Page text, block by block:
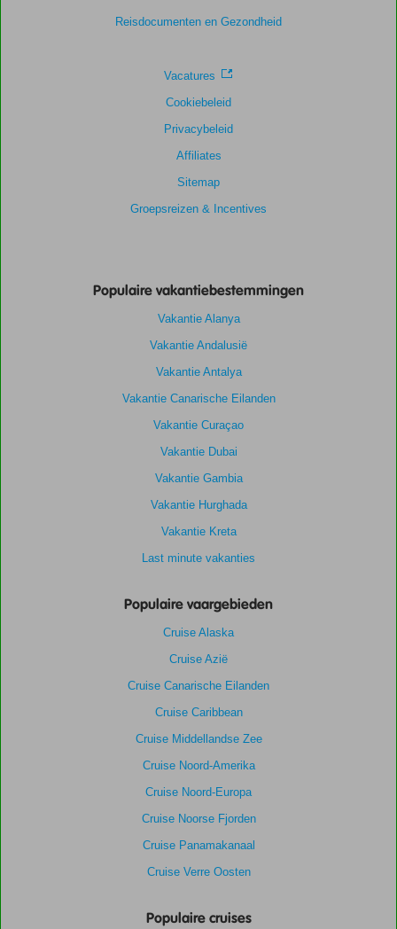
Reisdocumenten en Gezondheid
Vacatures
Cookiebeleid
Privacybeleid
Affiliates
Sitemap
Groepsreizen & Incentives
Populaire vakantiebestemmingen
Vakantie Alanya
Vakantie Andalusië
Vakantie Antalya
Vakantie Canarische Eilanden
Vakantie Curaçao
Vakantie Dubai
Vakantie Gambia
Vakantie Hurghada
Vakantie Kreta
Last minute vakanties
Populaire vaargebieden
Cruise Alaska
Cruise Azië
Cruise Canarische Eilanden
Cruise Caribbean
Cruise Middellandse Zee
Cruise Noord-Amerika
Cruise Noord-Europa
Cruise Noorse Fjorden
Cruise Panamakanaal
Cruise Verre Oosten
Populaire cruises